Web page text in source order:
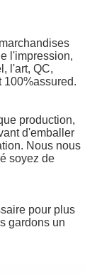
l'impression,
l'art, QC,
production,
d'emballer
Nous nous
soyez de
pour plus
gardons un